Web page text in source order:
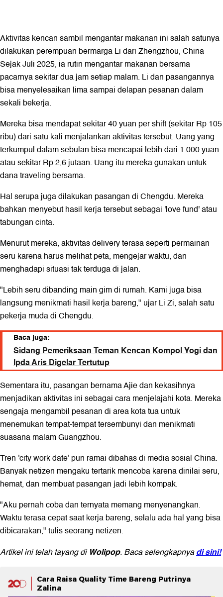
Aktivitas kencan sambil mengantar makanan ini salah satunya
dilakukan perempuan bermarga Li dari Zhengzhou, China
Sejak Juli 2025, ia rutin mengantar makanan bersama
pacarnya sekitar dua jam setiap malam. Li dan pasangannya
bisa menyelesaikan lima sampai delapan pesanan dalam
sekali bekerja.
Mereka bisa mendapat sekitar 40 yuan per shift (sekitar Rp 105
ribu) dari satu kali menjalankan aktivitas tersebut. Uang yang
terkumpul dalam sebulan bisa mencapai lebih dari 1.000 yuan
atau sekitar Rp 2,6 jutaan. Uang itu mereka gunakan untuk
dana traveling bersama.
Hal serupa juga dilakukan pasangan di Chengdu. Mereka
bahkan menyebut hasil kerja tersebut sebagai 'love fund' atau
tabungan cinta.
Menurut mereka, aktivitas delivery terasa seperti permainan
seru karena harus melihat peta, mengejar waktu, dan
menghadapi situasi tak terduga di jalan.
"Lebih seru dibanding main gim di rumah. Kami juga bisa
langsung menikmati hasil kerja bareng," ujar Li Zi, salah satu
pekerja muda di Chengdu.
Baca juga:
Sidang Pemeriksaan Teman Kencan Kompol Yogi dan
Ipda Aris Digelar Tertutup
Sementara itu, pasangan bernama Ajie dan kekasihnya
menjadikan aktivitas ini sebagai cara menjelajahi kota. Mereka
sengaja mengambil pesanan di area kota tua untuk
menemukan tempat-tempat tersembunyi dan menikmati
suasana malam Guangzhou.
Tren 'city work date' pun ramai dibahas di media sosial China.
Banyak netizen mengaku tertarik mencoba karena dinilai seru,
hemat, dan membuat pasangan jadi lebih kompak.
"Aku pernah coba dan ternyata memang menyenangkan.
Waktu terasa cepat saat kerja bareng, selalu ada hal yang bisa
dibicarakan," tulis seorang netizen.
Artikel ini telah tayang diWolipop. Baca selengkapnyadi sini!
Cara Raisa Quality Time Bareng Putrinya
Zalina